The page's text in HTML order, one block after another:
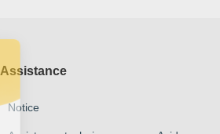
Assistance
Notice